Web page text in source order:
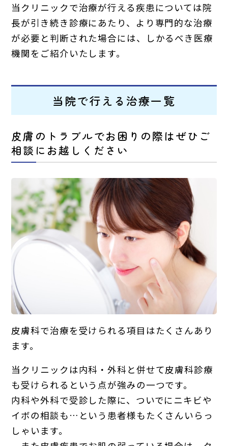
当クリニックで治療が行える疾患については院
長が引き続き診療にあたり、より専門的な治療
が必要と判断された場合には、しかるべき医療
機関をご紹介いたします。
当院で行える治療一覧
皮膚のトラブルでお困りの際はぜひご
相談にお越しください
皮膚科で治療を受けられる項目はたくさんあり
ます。
当クリニックは内科・外科と併せて皮膚科診療
も受けられるという点が強みの一つです。
内科や外科で受診した際に、ついでにニキビや
イボの相談も…という患者様もたくさんいらっ
しゃいます。